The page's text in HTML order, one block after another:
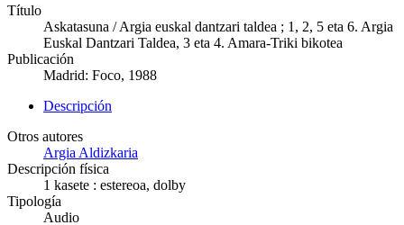
Título
Askatasuna / Argia euskal dantzari taldea ; 1, 2, 5 eta 6. Argia
Euskal Dantzari Taldea, 3 eta 4. Amara-Triki bikotea
Publicación
Madrid: Foco, 1988
Descripción
Otros autores
Argia Aldizkaria
Descripción física
1 kasete : estereoa, dolby
Tipología
Audio